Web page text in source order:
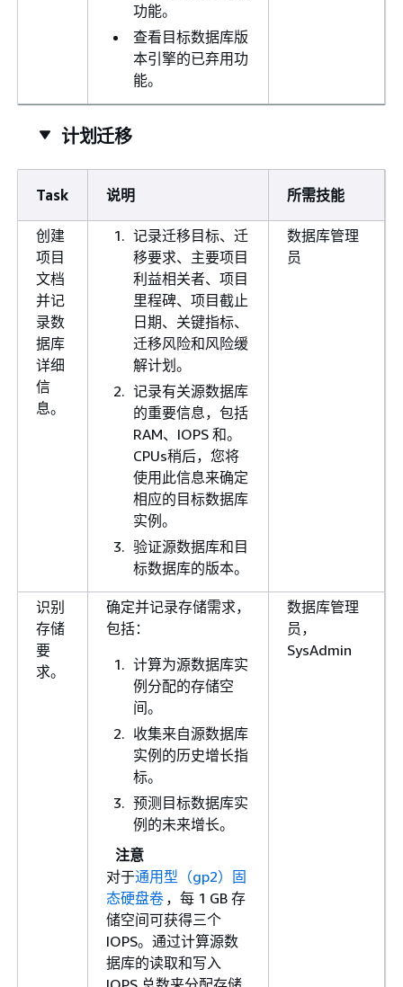
功能。
查看目标数据库版
本引擎的已弃用功
能。
计划迁移
Task 说明 所需技能
创建
项目
文档
并记
录数
据库
详细
信
息。
记录迁移目标、迁
移要求、主要项目
利益相关者、项目
里程碑、项目截止
日期、关键指标、
迁移风险和风险缓
解计划。
记录有关源数据库
的重要信息，包括
RAM、IOPS 和。
CPUs稍后，您将
使用此信息来确定
相应的目标数据库
实例。
验证源数据库和目
标数据库的版本。
数据库管理
员
识别
存储
要
求。
确定并记录存储需求，
包括：
计算为源数据库实
例分配的存储空
间。
收集来自源数据库
实例的历史增长指
标。
预测目标数据库实
例的未来增长。
注意
对于通用型（gp2）固
态硬盘卷 ，每 1 GB 存
储空间可获得三个
IOPS。通过计算源数
据库的读取和写入
数据库管理
员，
SysAdmin